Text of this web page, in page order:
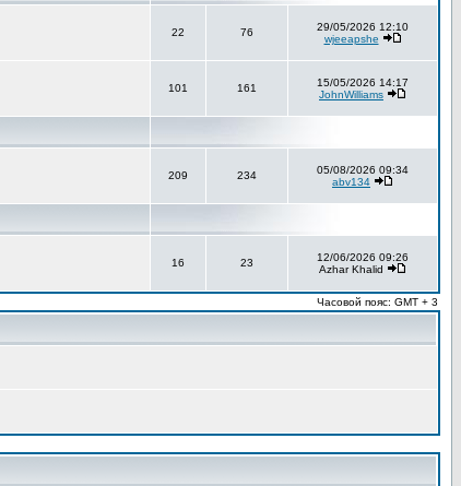
22 76
29/05/2026 12:10
wjeeapshe
101 161
15/05/2026 14:17
JohnWilliams
209 234
05/08/2026 09:34
abv134
16 23
12/06/2026 09:26
Azhar Khalid
Часовой пояс: GMT + 3